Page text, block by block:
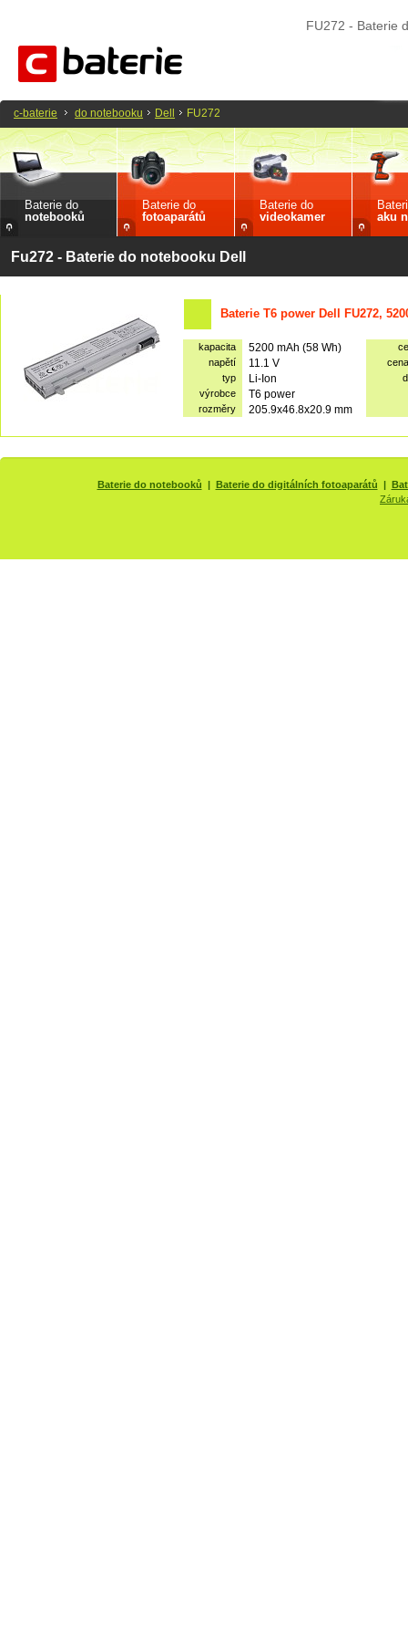
FU272 - Baterie
Baterie do
notebooků
Baterie do
fotoaparátů
Baterie do
videokamer
aku
Fu272 - Baterie do notebooku Dell
Baterie T6 power Dell FU272,
kapacita 5200 mAh (58 Wh)
napětí
11.1 V
typ
Li-Ion
výrobce
T6 power
rozměry 205.9x46.8x20.9 mm
c-baterie do notebooku Dell FU272
Baterie do notebooků | Baterie do digitálních fotoaparátů |